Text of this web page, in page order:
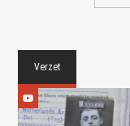
Verzet